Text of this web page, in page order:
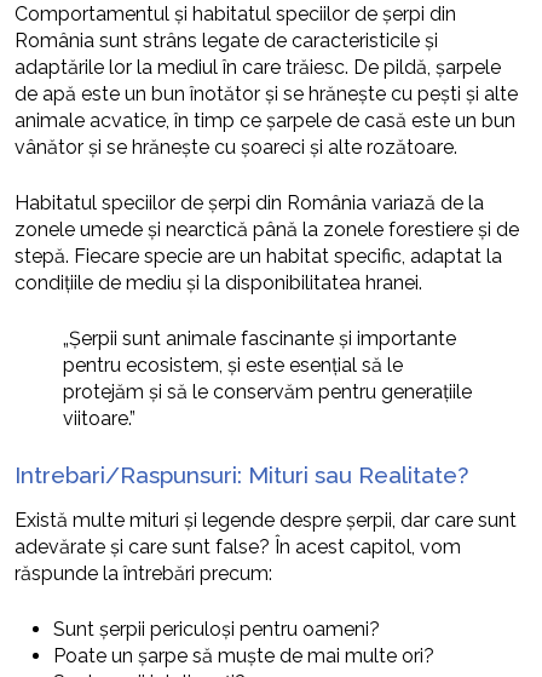
Comportamentul și habitatul speciilor de șerpi din
România sunt strâns legate de caracteristicile și
adaptările lor la mediul în care trăiesc. De pildă, șarpele
de apă este un bun înotător și se hrănește cu pești și alte
animale acvatice, în timp ce șarpele de casă este un bun
vânător și se hrănește cu șoareci și alte rozătoare.
Habitatul speciilor de șerpi din România variază de la
zonele umede și nearctică până la zonele forestiere și de
stepă. Fiecare specie are un habitat specific, adaptat la
condițiile de mediu și la disponibilitatea hranei.
„Șerpii sunt animale fascinante și importante
pentru ecosistem, și este esențial să le
protejăm și să le conservăm pentru generațiile
viitoare.”
Intrebari/Raspunsuri: Mituri sau Realitate?
Există multe mituri și legende despre șerpii, dar care sunt
adevărate și care sunt false? În acest capitol, vom
răspunde la întrebări precum:
Sunt șerpii periculoși pentru oameni?
Poate un șarpe să muște de mai multe ori?